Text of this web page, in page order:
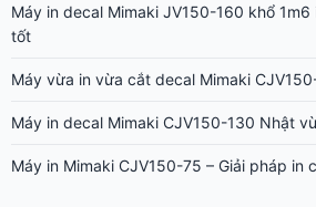
Máy in decal Mimaki JV150-160 khổ
tốt
Máy vừa in vừa cắt decal Mimaki
Máy in decal Mimaki CJV150-130 Nhật
Máy in Mimaki CJV150-75 – Giải pháp in